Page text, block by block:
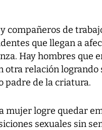
compañeros de
que llegan a
Hay hombres que
otra relación logrando
padre de la criatura.
mujer logre quedar
sexuales sin